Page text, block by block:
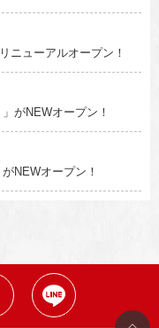
ニューアルオープン！
がNEWオープン！
NEWオープン！